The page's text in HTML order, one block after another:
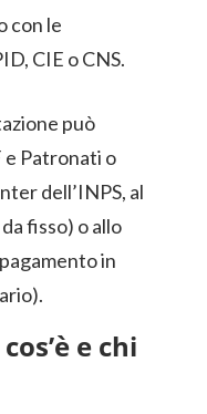
con le
CIE o CNS.
può
e Patronati o
dell’INPS, al
fisso) o allo
in
e chi